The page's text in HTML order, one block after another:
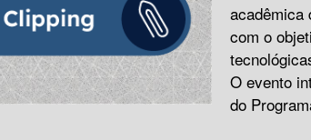
acadêmica
com o
O evento
do